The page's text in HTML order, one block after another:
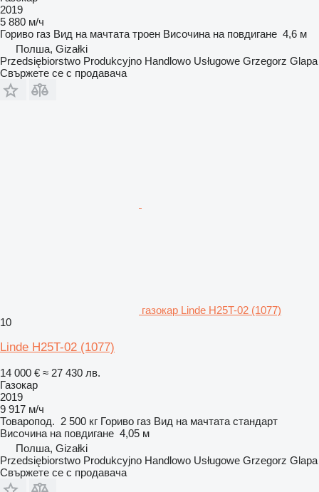
2019
5 880 м/ч
Гориво газ Вид на мачтата троен Височина на повдигане 4,6 м
Полша, Gizałki
Przedsiębiorstwo Produkcyjno Handlowo Usługowe Grzegorz Glapa
Свържете се с продавача
газокар Linde H25T-02 (1077)
10
Linde H25T-02 (1077)
14 000 € ≈ 27 430 лв.
Газокар
2019
9 917 м/ч
Товаропод. 2 500 кг Гориво газ Вид на мачтата стандарт
Височина на повдигане 4,05 м
Полша, Gizałki
Przedsiębiorstwo Produkcyjno Handlowo Usługowe Grzegorz Glapa
Свържете се с продавача